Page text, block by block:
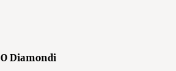
O Diamondi